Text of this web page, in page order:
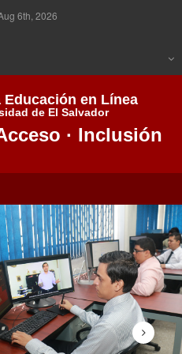
6th, 2026
Educación en Línea
de El Salvador
· Inclusión